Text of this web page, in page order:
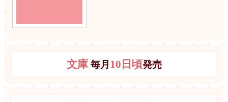
文庫毎月 10日頃発売